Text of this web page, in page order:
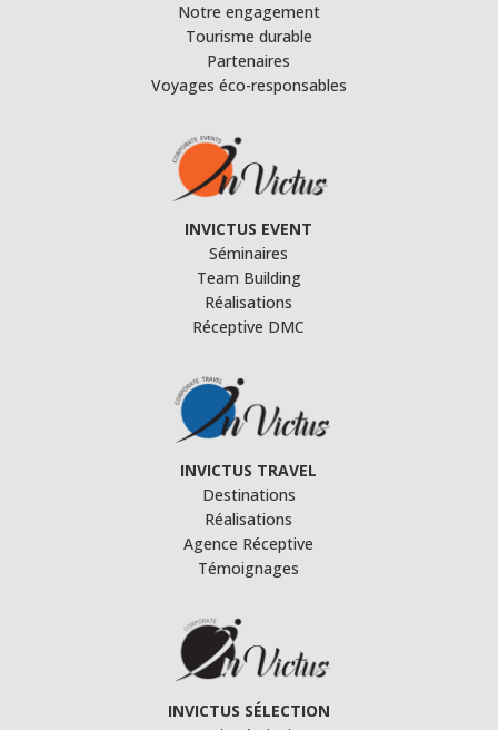
Notre engagement
Tourisme durable
Partenaires
Voyages éco-responsables
INVICTUS EVENT
Séminaires
Team Building
Réalisations
Réceptive DMC
INVICTUS TRAVEL
Destinations
Réalisations
Agence Réceptive
Témoignages
INVICTUS SÉLECTION